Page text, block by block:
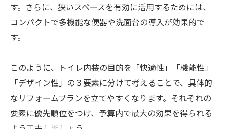
す。さらに、狭いスペースを有効に活用するためには、
コンパクトで多機能な便器や洗面台の導入が効果的で
す。
このように、トイレ内装の目的を「快適性」「機能性」
「デザイン性」の３要素に分けて考えることで、具体的
なリフォームプランを立てやすくなります。それぞれの
要素に優先順位をつけ、予算内で最大の効果を得られる